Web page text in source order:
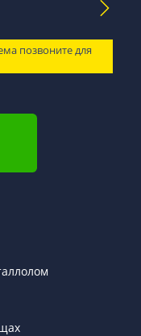
позвоните для